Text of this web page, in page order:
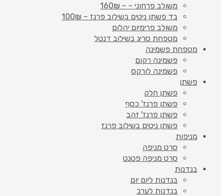
משולב פרחוני – – 160₪
בד פשתן ניטים בשילוב פרנז – 100₪
משולב פרימיום יהלום
מטפחת סריג בשילוב דנטל
מטפחת פשמינה
פשמינה רקום
פשמינה לורקס
פשתן
פשתן חלק
פשתן פרנז' כסף
פשתן פרנז' זהב
פשתן ניטים בשילוב פרנז
מניפות
סרט מניפה
סרט מניפה פטנט
בנדנות
בנדנות ליום יום
בנדנות לערב